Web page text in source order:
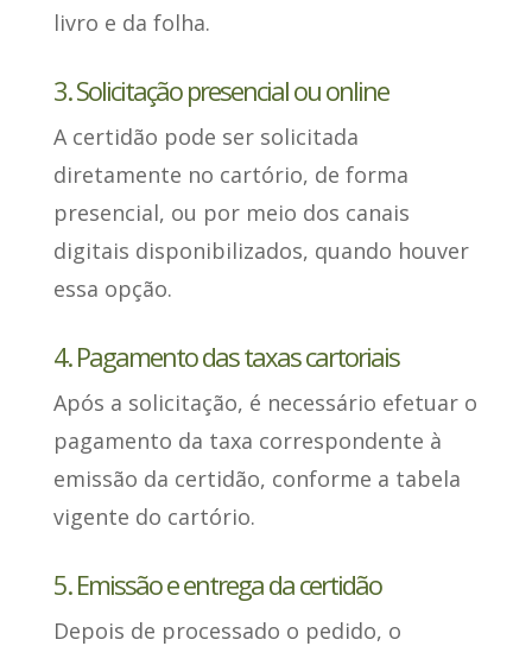
livro e da folha.
3. Solicitação presencial ou online
A certidão pode ser solicitada
diretamente no cartório, de forma
presencial, ou por meio dos canais
digitais disponibilizados, quando houver
essa opção.
4. Pagamento das taxas cartoriais
Após a solicitação, é necessário efetuar o
pagamento da taxa correspondente à
emissão da certidão, conforme a tabela
vigente do cartório.
5. Emissão e entrega da certidão
Depois de processado o pedido, o